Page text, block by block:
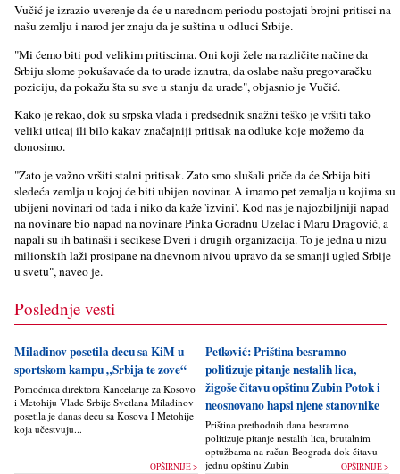
Vučić je izrazio uverenje da će u narednom periodu postojati brojni pritisci na
našu zemlju i narod jer znaju da je suština u odluci Srbije.
"Mi ćemo biti pod velikim pritiscima. Oni koji žele na različite načine da
Srbiju slome pokušavaće da to urade iznutra, da oslabe našu pregovaračku
poziciju, da pokažu šta su sve u stanju da urade", objasnio je Vučić.
Kako je rekao, dok su srpska vlada i predsednik snažni teško je vršiti tako
veliki uticaj ili bilo kakav značajniji pritisak na odluke koje možemo da
donosimo.
"Zato je važno vršiti stalni pritisak. Zato smo slušali priče da će Srbija biti
sledeća zemlja u kojoj će biti ubijen novinar. A imamo pet zemalja u kojima su
ubijeni novinari od tada i niko da kaže 'izvini'. Kod nas je najozbiljniji napad
na novinare bio napad na novinare Pinka Goradnu Uzelac i Maru Dragović, a
napali su ih batinaši i secikese Dveri i drugih organizacija. To je jedna u nizu
milionskih laži prosipane na dnevnom nivou upravo da se smanji ugled Srbije
u svetu", naveo je.
Poslednje vesti
Miladinov posetila decu sa KiM u
sportskom kampu „Srbija te zove“
Pomoćnica direktora Kancelarije za Kosovo
i Metohiju Vlade Srbije Svetlana Miladinov
posetila je danas decu sa Kosova I Metohije
koja učestvuju...
OPŠIRNIJE >
Petković: Priština besramno
politizuje pitanje nestalih lica,
žigoše čitavu opštinu Zubin Potok i
neosnovano hapsi njene stanovnike
Priština prethodnih dana besramno
politizuje pitanje nestalih lica, brutalnim
optužbama na račun Beograda dok čitavu
jednu opštinu Zubin Potok žigoše...OPŠIRNIJE >